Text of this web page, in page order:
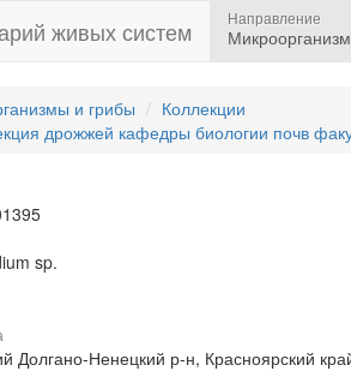
живых систем Направление
и грибы
Коллекции
дрожжей кафедры биологии почв
sp.
Долгано-Ненецкий р-н, Красноярский